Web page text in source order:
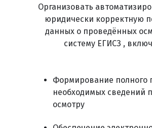
Организовать
юридически корректную
данных о проведённых
систему ЕГИСЗ ,
Формирование полного
необходимых сведений
осмотру